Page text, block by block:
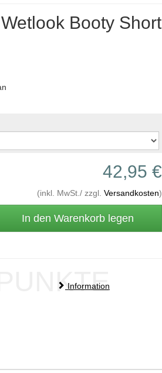
Booty Short
42,95 €
(inkl. MwSt./ zzgl. Versandkosten)
PUNKTE
Information